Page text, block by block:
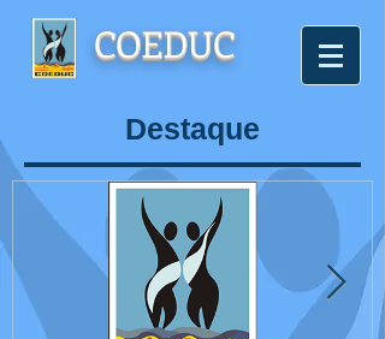
COEDUC
Destaque